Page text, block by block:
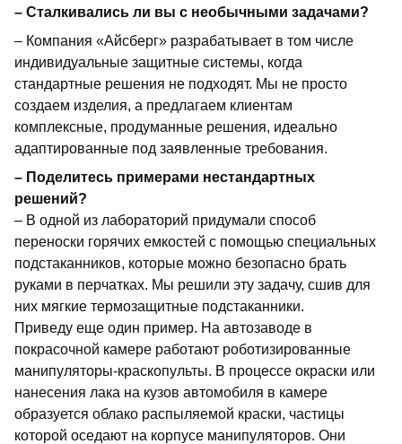
– Сталкивались ли вы с необычными задачами?
– Компания «Айсберг» разрабатывает в том числе
индивидуальные защитные системы, когда
стандартные решения не подходят. Мы не просто
создаем изделия, а предлагаем клиентам
комплексные, продуманные решения, идеально
адаптированные под заявленные требования.
– Поделитесь примерами нестандартных
решений?
– В одной из лабораторий придумали способ
переноски горячих емкостей с помощью специальных
подстаканников, которые можно безопасно брать
руками в перчатках. Мы решили эту задачу, сшив для
них мягкие термозащитные подстаканники.
Приведу еще один пример. На автозаводе в
покрасочной камере работают роботизированные
манипуляторы-краскопульты. В процессе окраски или
нанесения лака на кузов автомобиля в камере
образуется облако распыляемой краски, частицы
которой оседают на корпусе манипуляторов. Они